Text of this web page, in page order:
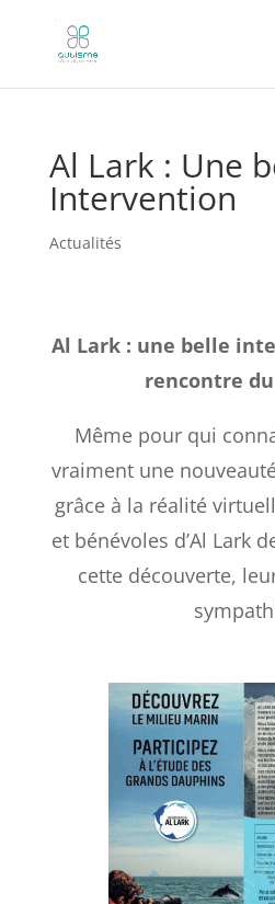
Al Lark : Une
Intervention
Actualités
Al Lark : une belle
rencontre
Même pour qui
vraiment une
grâce à la réalité
et bénévoles d’Al Lark
cette découverte,